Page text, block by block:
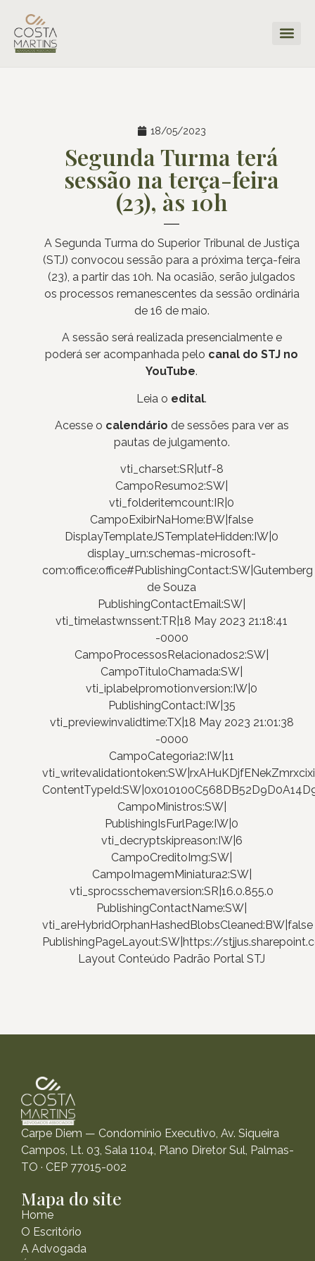
18/05/2023
Segunda Turma terá
sessão na terça-feira
(23), às 10h
A Segunda Turma do Superior Tribunal de Justiça
(STJ) convocou sessão para a próxima terça-feira
(23), a partir das 10h. Na ocasião, serão julgados
os processos remanescentes da sessão ordinária
de 16 de maio.
A sessão será realizada presencialmente e
poderá ser acompanhada pelo canal do STJ no
YouTube.
Leia o edital.
Acesse o calendário de sessões para ver as
pautas de julgamento.
vti_charset:SR|utf-8
CampoResumo2:SW|
vti_folderitemcount:IR|0
CampoExibirNaHome:BW|false
DisplayTemplateJSTemplateHidden:IW|0
display_urn:schemas-microsoft-
com:office:office#PublishingContact:SW|Gutemberg
de Souza
PublishingContactEmail:SW|
vti_timelastwnssent:TR|18 May 2023 21:18:41
-0000
CampoProcessosRelacionados2:SW|
CampoTituloChamada:SW|
vti_iplabelpromotionversion:IW|0
PublishingContact:IW|35
vti_previewinvalidtime:TX|18 May 2023 21:01:38
-0000
CampoCategoria2:IW|11
CampoMinistros:SW|
PublishingIsFurlPage:IW|0
vti_decryptskipreason:IW|6
CampoCreditoImg:SW|
CampoImagemMiniatura2:SW|
vti_sprocsschemaversion:SR|16.0.855.0
PublishingContactName:SW|
vti_areHybridOrphanHashedBlobsCleaned:BW|false
PublishingPageLayout:SW|https://
Layout Conteúdo Padrão Portal STJ
Carpe Diem — Condomínio Executivo, Av. Siqueira
Campos, Lt. 03, Sala 1104, Plano Diretor Sul, Palmas-
TO · CEP 77015-002
Mapa do site
Home
O Escritório
A Advogada